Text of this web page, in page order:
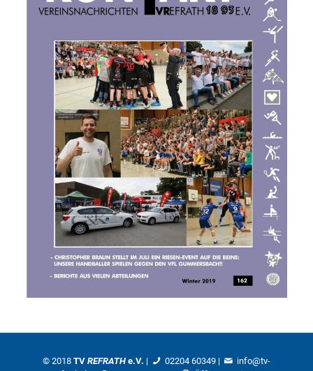
© 2018 TV REFRATHe.V. | 02204 60349 |
info@tv-